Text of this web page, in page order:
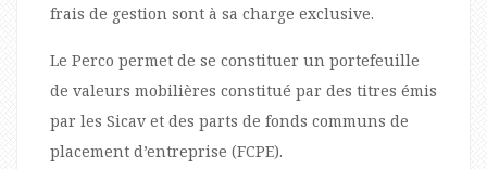
frais de gestion sont à sa charge exclusive.
Le Perco permet de se constituer un portefeuille
de valeurs mobilières constitué par des titres émis
par les Sicav et des parts de fonds communs de
placement d’entreprise (FCPE).